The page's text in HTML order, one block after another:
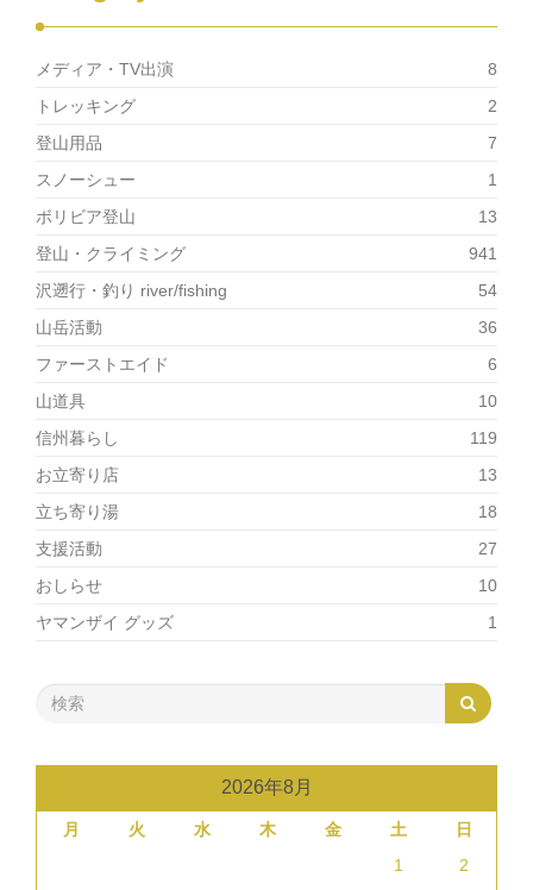
メディア・TV出演
8
トレッキング
2
登山用品
7
スノーシュー
1
ボリビア登山
13
登山・クライミング
941
沢遡行・釣り river/fishing
54
山岳活動
36
ファーストエイド
6
山道具
10
信州暮らし
119
お立寄り店
13
立ち寄り湯
18
支援活動
27
おしらせ
10
ヤマンザイ グッズ
1
2026年8月
月 火 水 木 金 土
日
1
2